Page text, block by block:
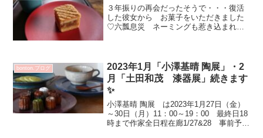
３年振りの再会だったそうで・・・復活
した彼女から お菓子をいただきました
♡六瓢息災 ネーミングも惹き込まれま
ていただきその後 bon...
bonton.ブログ
2023年1月「小澤基晴 陶展」・2
月「土田和茂 漆器展」続きます
✨
小澤基晴 陶展 は2023年1月27日（金）
～30日（月）11：00～19：00 最終日18
時まで作家全日程在廊1/27&28 事前予約